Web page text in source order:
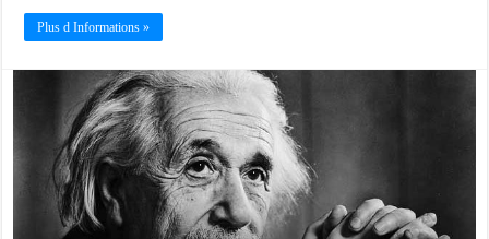
Plus d Informations »